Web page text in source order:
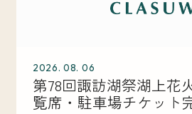
2026. 08. 06
第78回諏訪湖祭湖上花
覧席・駐車場チケット